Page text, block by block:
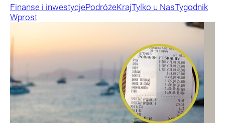
Finanse i inwestycjePodróżeKrajTylko u NasTygodnik
Wprost